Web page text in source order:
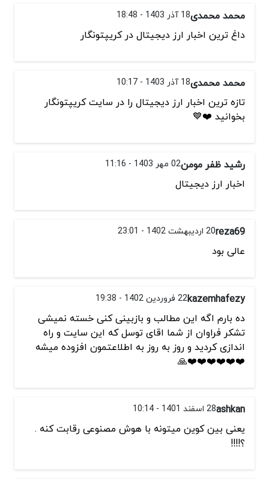
محمد محمدی18 آذر 1403 - 18:48
داغ ترین اخبار ارز دیجیتال در کریپتونگار
محمد محمدی18 آذر 1403 - 10:17
تازه ترین اخبار ارز دیجیتال را در سایت کریپتونگار
بخوانید ❤️💙
رشید ظفر مومن02 مهر 1403 - 11:16
اخبار ارز دیجیتال
reza6920 اردیبهشت 1402 - 23:01
عالی بود
kazemhafezy22 فروردین 1402 - 19:38
ده بارم اگه این مطالب و بازبینی کنی خسته نمیشی
تشکر فراوان از شما اقای توسل که این سایت و راه
اندازی کردید و روز به روز به اطلاعتمون افزوده میشه
❤️❤️❤️❤️❤️❤️🙏
‌ashkan28 اسفند 1401 - 10:14
یعنی بین کوین میتونه با هوش مصنوعی رقابت کنه .
؟!!!!